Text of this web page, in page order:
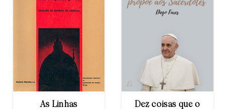
Dez coisas que o
Caminhar Juntos